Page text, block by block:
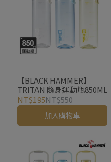
【BLACK HAMMER】
TRITAN 隨身運動瓶850ML
NT$195NT$550
加入購物車